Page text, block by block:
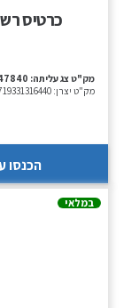
מק"ט צג עליתה:
מק"ט יצרן:
הכנסו
במלאי